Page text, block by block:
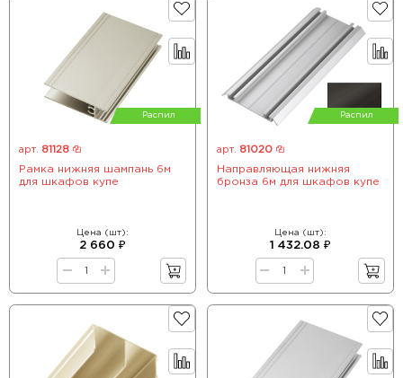
Распил
арт. 81128
Рамка нижняя шампань 6м
для шкафов купе
Цена (шт):
2 660 ₽
Распил
арт. 81020
Направляющая нижняя
бронза 6м для шкафов купе
Цена (шт):
1 432.08 ₽